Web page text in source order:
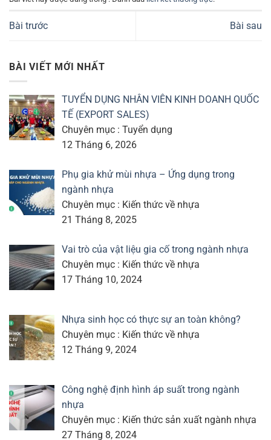
Bài trước Bài sau
BÀI VIẾT MỚI NHẤT
TUYỂN DỤNG NHÂN VIÊN KINH DOANH QUỐC
TẾ (EXPORT SALES)
Chuyên mục : Tuyển dụng
12 Tháng 6, 2026
Phụ gia khử mùi nhựa – Ứng dụng trong
ngành nhựa
Chuyên mục : Kiến thức về nhựa
21 Tháng 8, 2025
Vai trò của vật liệu gia cố trong ngành nhựa
Chuyên mục : Kiến thức về nhựa
17 Tháng 10, 2024
Nhựa sinh học có thực sự an toàn không?
Chuyên mục : Kiến thức về nhựa
12 Tháng 9, 2024
Công nghệ định hình áp suất trong ngành
nhựa
Chuyên mục : Kiến thức sản xuất ngành nhựa
27 Tháng 8, 2024